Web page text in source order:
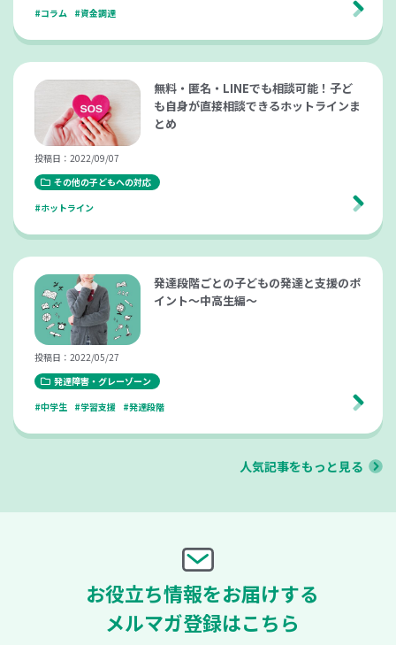
#コラム
#資金調達
無料・匿名・LINEでも相談可能！子ど
も自身が直接相談できるホットラインま
とめ
投稿日：2022/09/07
その他の子どもへの対応
#ホットライン
発達段階ごとの子どもの発達と支援のポ
イント～中高生編～
投稿日：2022/05/27
発達障害・グレーゾーン
#中学生
#学習支援 #発達段階
人気記事をもっと見る
お役立ち情報をお届けする
メルマガ登録はこちら